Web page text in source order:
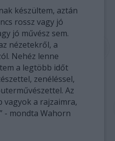
készültem, aztán
rossz vagy jó
jó művész sem.
nézetekről, a
Nehéz lenne
a legtöbb időt
zenéléssel,
Az
vagyok a rajzaimra,
- mondta Wahorn